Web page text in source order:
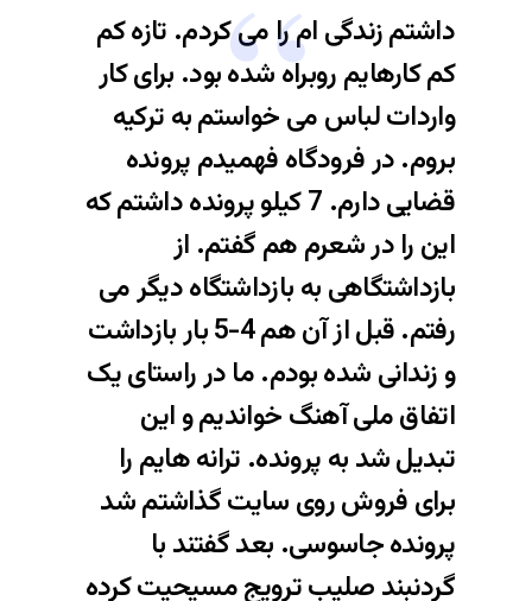
داشتم زندگی ام را می کردم. تازه کم
کم کارهایم روبراه شده بود. برای کار
واردات لباس می خواستم به ترکیه
بروم. در فرودگاه فهمیدم پرونده
قضایی دارم. 7 کیلو پرونده داشتم که
این را در شعرم هم گفتم. از
بازداشتگاهی به بازداشتگاه دیگر می
رفتم. قبل از آن هم 4-5 بار بازداشت
و زندانی شده بودم. ما در راستای یک
اتفاق ملی آهنگ خواندیم و این
تبدیل شد به پرونده. ترانه هایم را
برای فروش روی سایت گذاشتم شد
پرونده جاسوسی. بعد گفتند با
گردنبند صلیب ترویج مسیحیت کرده